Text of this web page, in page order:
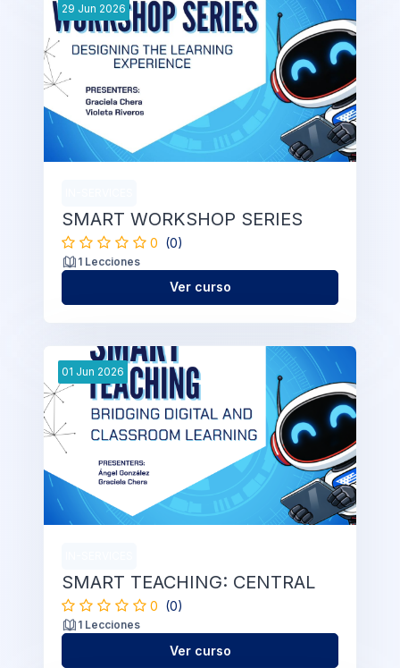
29 Jun 2026
SMART WORKSHOP SERIES
0 (0)
1 Lecciones
Ver curso
01 Jun 2026
SMART TEACHING: CENTRAL
0 (0)
1 Lecciones
Ver curso